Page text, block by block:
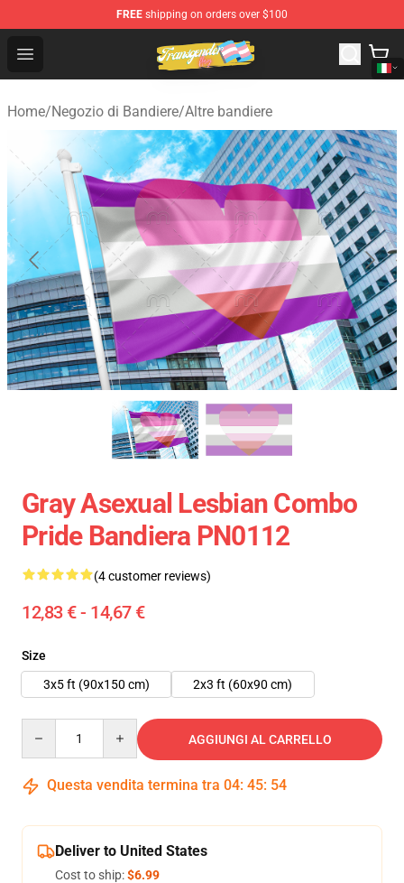
FREE shipping on orders over $100
Open menu
Transgender Flag Store - The Best Transgender Flag
Home/Negozio di Bandiere/Altre bandiere
Gray Asexual Lesbian Combo
Pride Bandiera PN0112
(4 customer reviews)
12,83 € - 14,67 €
Size
3x5 ft (90x150 cm)
2x3 ft (60x90 cm)
AGGIUNGI AL CARRELLO
Questa vendita termina tra 04: 45: 54
Deliver to United States
Cost to ship:$6.99